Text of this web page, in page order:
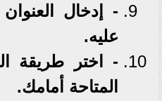
- إدخال العنوان
عليه.
- اختر طريقة
المتاحة أمامك.